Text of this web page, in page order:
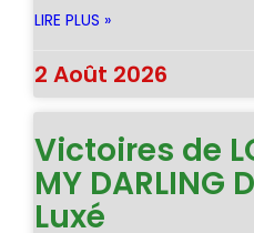
LIRE PLUS »
2 Août 2026
Victoires de
MY DARLING
Luxé